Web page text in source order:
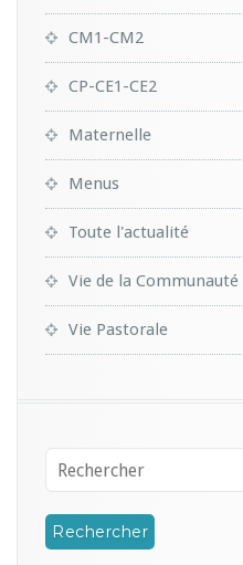
CM1-CM2
CP-CE1-CE2
Maternelle
Menus
Toute l'actualité
Vie de la Communauté
Vie Pastorale